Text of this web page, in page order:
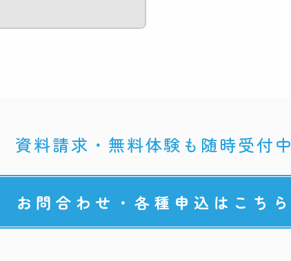
資料請求・無料体験も随時受付中
お問合わせ・各種申込はこちら